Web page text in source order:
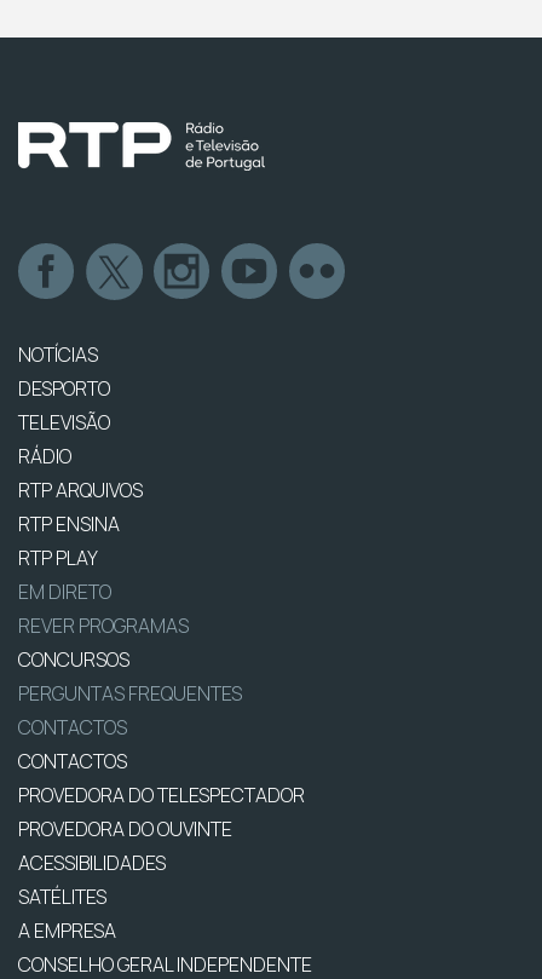
NOTÍCIAS
DESPORTO
TELEVISÃO
RÁDIO
RTP ARQUIVOS
RTP ENSINA
RTP PLAY
EM DIRETO
REVER PROGRAMAS
CONCURSOS
PERGUNTAS FREQUENTES
CONTACTOS
CONTACTOS
PROVEDORA DO TELESPECTADOR
PROVEDORA DO OUVINTE
ACESSIBILIDADES
SATÉLITES
A EMPRESA
CONSELHO GERAL INDEPENDENTE